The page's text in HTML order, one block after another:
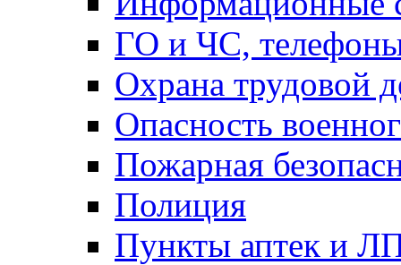
ГО и ЧС,
Охрана трудовой
Опасность
Пожарная
Полиция
Пункты аптек и